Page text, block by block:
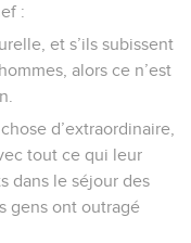
:
et s’ils subissent
alors ce n’est
d’extraordinaire,
tout ce qui leur
dans le séjour des
gens ont outragé